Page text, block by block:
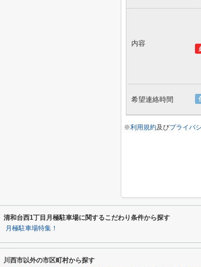
内容
希望連絡時間
※利用規約及びプライバ
清和台西1丁目月極駐車場に関するこだわり条件から探す
月極駐車場特集！
川西市以外の市区町村から探す